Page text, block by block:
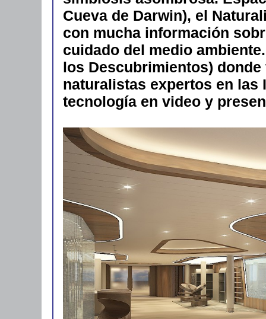
Cueva de Darwin), el
con mucha información
cuidado del medio
los Descubrimientos)
naturalistas expertos en las
tecnología en video y